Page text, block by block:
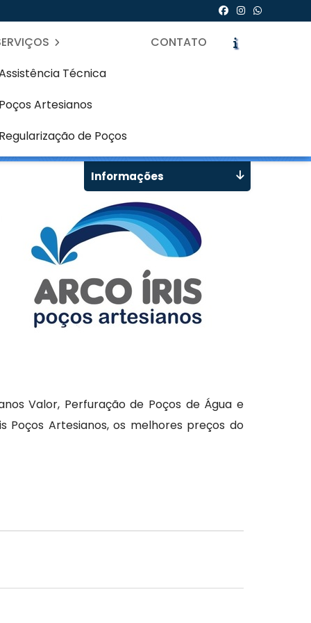
Técnica
Poços Artesianos
Regularização de Poços
CONTATO
Valor, Perfuração de Poços de Água e
Artesianos, os melhores preços do
Informações